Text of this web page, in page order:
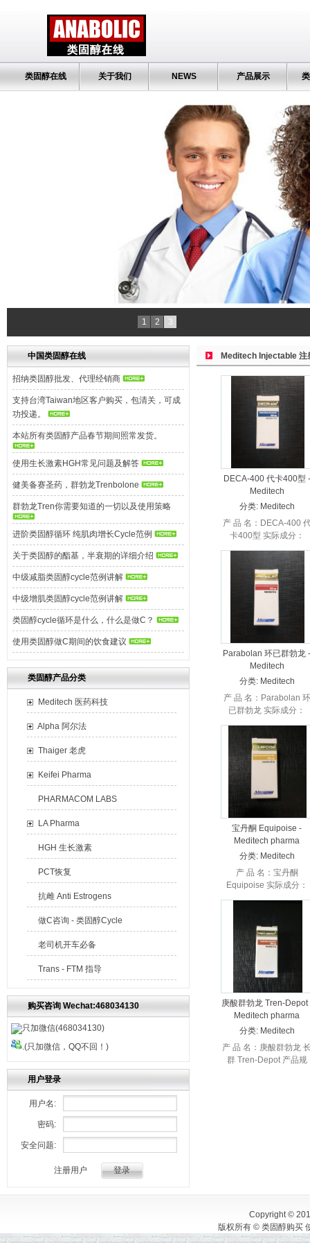
类固醇在线 关于我们 NEWS 产品展示
1 2 3
中国类固醇在线
招纳类固醇批发、代理经销商
支持台湾Taiwan地区客户购买，包清关，可成
功投递。
本站所有类固醇产品春节期间照常发货。
使用生长激素HGH常见问题及解答
健美备赛圣药，群勃龙Trenbolone
群勃龙Tren你需要知道的一切以及使用策略
进阶类固醇循环 纯肌肉增长Cycle范例
关于类固醇的酯基，半衰期的详细介绍
中级减脂类固醇cycle范例讲解
中级增肌类固醇cycle范例讲解
类固醇cycle循环是什么，什么是做C？
使用类固醇做C期间的饮食建议
类固醇产品分类
Meditech 医药科技
Alpha 阿尔法
Thaiger 老虎
Keifei Pharma
PHARMACOM LABS
LA Pharma
HGH 生长激素
PCT恢复
抗雌 Anti Estrogens
做C咨询 - 类固醇Cycle
老司机开车必备
Trans - FTM 指导
购买咨询 Wechat:468034130
只加微信(468034130)
.(只加微信，QQ不回！)
用户登录
用户名:
密码:
安全问题:
注册用户
Meditech Injectable 注
DECA-400 代卡400型 -
Meditech
分类: Meditech
Injectable 注射
产 品 名：DECA-400
卡400型 实际成分：
Boldenone
undecylenate 生 产 商
Meditech医药科技 ...
Parabolan 环已群勃龙 -
Meditech
分类: Meditech
Injectable 注射
产 品 名：Parabolan 环
已群勃龙 实际成分：
Trenbolone
生 产 商：M...
宝丹酮 Equipoise -
Meditech pharma
分类: Meditech
Injectable 注射
产 品 名：宝丹酮
Equipoise 实际成分：
Boldenone
庚酸群勃龙 Tren-Depot
Meditech pharma
分类: Meditech
Injectable 注射
产 品 名：庚酸群勃龙
群 Tren-Depot 产品规
Copyright ©
版权所有 © 类固醇购买